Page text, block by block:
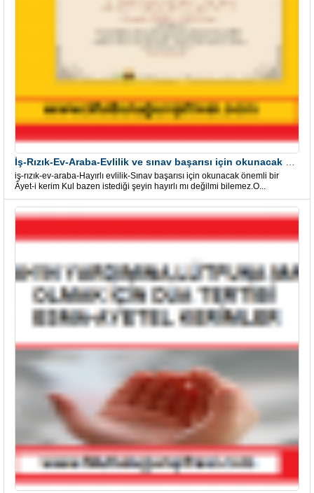
iş-rızık-ev-araba-Hayırlı evlilik-Sınav başarısı için okunacak önemli bir
Âyet-i kerim Kul bazen istediği şeyin hayırlı mı değilmi bilemez.O...